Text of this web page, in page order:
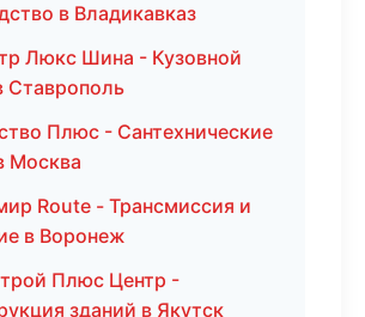
в Владикавказ
Люкс Шина - Кузовной
Ставрополь
Плюс - Сантехнические
Москва
Route - Трансмиссия и
в Воронеж
Плюс Центр -
зданий в Якутск